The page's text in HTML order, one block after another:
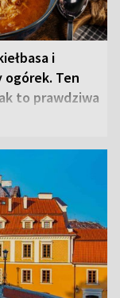
i
ogórek. Ten
to prawdziwa